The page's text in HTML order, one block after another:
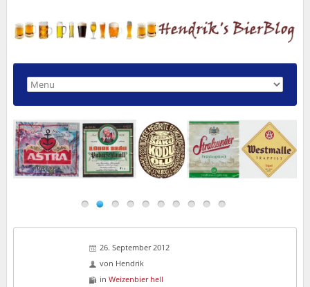
26. September 2012
von Hendrik
in Weizenbier hell